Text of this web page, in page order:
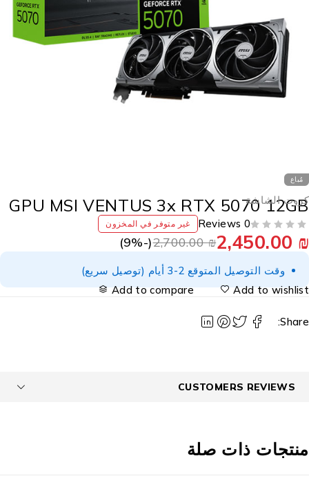
مُباع
الشاشةGPU MSI VENTUS 3x RTX 5070
0 Reviews غير متوفر في المخزون
2,700.00₪2,450.00
(-
9%)
وقت التوصيل المتوقع 2-3 أيام (توصيل سريع)
Add to
Add to compare
CUSTOMERS REVIEWS
ذات صلة